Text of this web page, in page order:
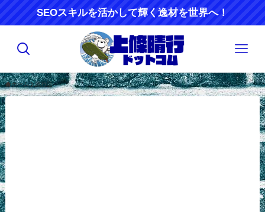
SEOスキルを活かして輝く逸材を世界へ！
ホーム 流行語